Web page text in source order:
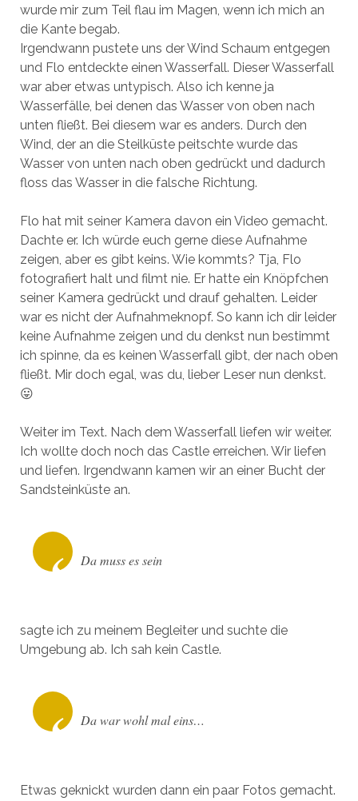
wurde mir zum Teil flau im Magen, wenn ich mich an
die Kante begab.
Irgendwann pustete uns der Wind Schaum entgegen
und Flo entdeckte einen Wasserfall. Dieser Wasserfall
war aber etwas untypisch. Also ich kenne ja
Wasserfälle, bei denen das Wasser von oben nach
unten fließt. Bei diesem war es anders. Durch den
Wind, der an die Steilküste peitschte wurde das
Wasser von unten nach oben gedrückt und dadurch
floss das Wasser in die falsche Richtung.
Flo hat mit seiner Kamera davon ein Video gemacht.
Dachte er. Ich würde euch gerne diese Aufnahme
zeigen, aber es gibt keins. Wie kommts? Tja, Flo
fotografiert halt und filmt nie. Er hatte ein Knöpfchen
seiner Kamera gedrückt und drauf gehalten. Leider
war es nicht der Aufnahmeknopf. So kann ich dir leider
keine Aufnahme zeigen und du denkst nun bestimmt
ich spinne, da es keinen Wasserfall gibt, der nach oben
fließt. Mir doch egal, was du, lieber Leser nun denkst.
😛
Weiter im Text. Nach dem Wasserfall liefen wir weiter.
Ich wollte doch noch das Castle erreichen. Wir liefen
und liefen. Irgendwann kamen wir an einer Bucht der
Sandsteinküste an.
Da muss es sein
sagte ich zu meinem Begleiter und suchte die
Umgebung ab. Ich sah kein Castle.
Da war wohl mal eins…
Etwas geknickt wurden dann ein paar Fotos gemacht.